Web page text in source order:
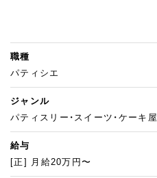
職種
パティシエ
ジャンル
パティスリー・スイーツ・ケーキ屋
給与
[正] 月給20万円〜